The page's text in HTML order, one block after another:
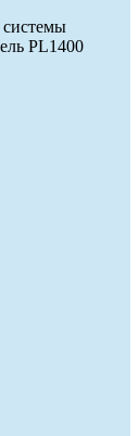
системы
PL1400